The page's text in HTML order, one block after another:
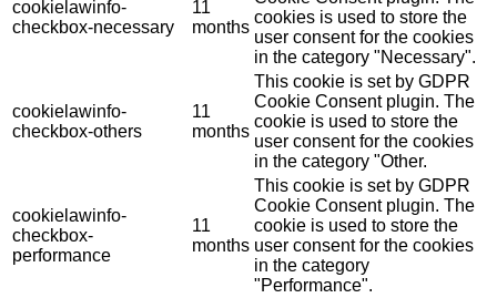
cookielawinfo-
checkbox-necessary
11
months
cookies is used to store the
user consent for the cookies
in the category "Necessary".
cookielawinfo-
checkbox-others
11
months
This cookie is set by GDPR
Cookie Consent plugin. The
cookie is used to store the
user consent for the cookies
in the category "Other.
cookielawinfo-
checkbox-
performance
11
months
This cookie is set by GDPR
Cookie Consent plugin. The
cookie is used to store the
user consent for the cookies
in the category
"Performance".